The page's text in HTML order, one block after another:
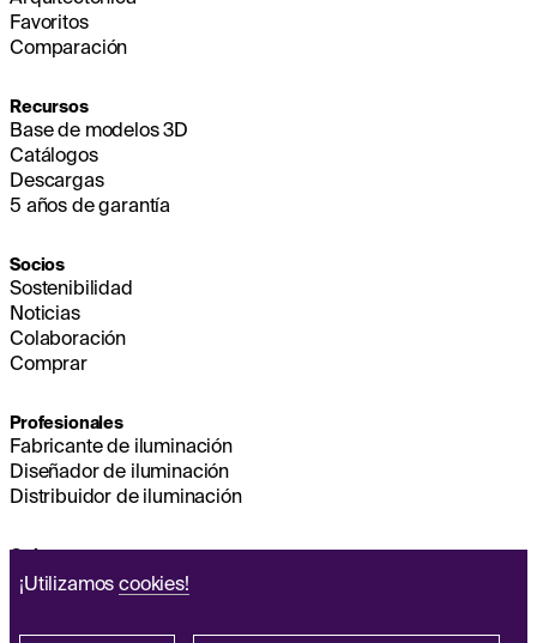
¡Utilizamoscookies!
Favoritos
Comparación
Recursos
Base de modelos 3D
Catálogos
Descargas
5 años de garantía
Socios
Sostenibilidad
Noticias
Colaboración
Comprar
Profesionales
Fabricante de iluminación
Diseñador de iluminación
Distribuidor de iluminación
Quienes somos
Sostenibilidad